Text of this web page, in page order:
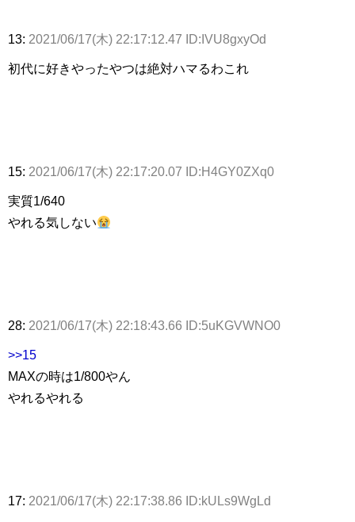
13: 2021/06/17(木) 22:17:12.47 ID:IVU8gxyOd
初代に好きやったやつは絶対ハマるわこれ
15: 2021/06/17(木) 22:17:20.07 ID:H4GY0ZXq0
実質1/640
やれる気しない
28: 2021/06/17(木) 22:18:43.66 ID:5uKGVWNO0
>>15
MAXの時は1/800やん
やれるやれる
17: 2021/06/17(木) 22:17:38.86 ID:kULs9WgLd